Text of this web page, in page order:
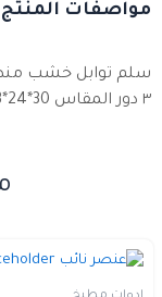
مواصفات المنتج
سلم توابل خشب
٣ دور المقاس 30*24*13 سم